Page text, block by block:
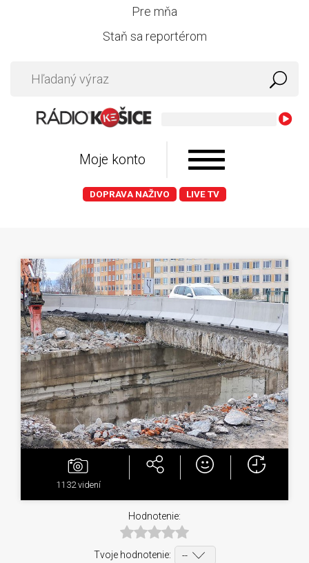
Pre mňa
Staň sa reportérom
Moje konto
DOPRAVA NAŽIVO LIVE TV
1132 videní
Hodnotenie:
Tvoje hodnotenie: